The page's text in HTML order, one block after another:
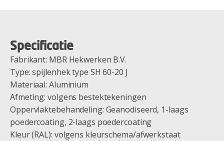
Specificatie
Fabrikant: MBR Hekwerken B.V.
Type: spijlenhek type SH 60-20 J
Materiaal: Aluminium
Afmeting: volgens bestektekeningen
Oppervlaktebehandeling: Geanodiseerd, 1-laags
poedercoating, 2-laags poedercoating
Kleur (RAL): volgens kleurschema/afwerkstaat